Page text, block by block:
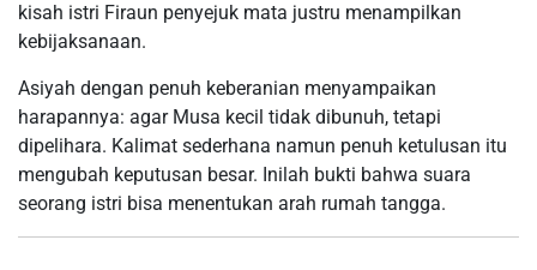
kisah istri Firaun penyejuk mata justru menampilkan
kebijaksanaan.
Asiyah dengan penuh keberanian menyampaikan
harapannya: agar Musa kecil tidak dibunuh, tetapi
dipelihara. Kalimat sederhana namun penuh ketulusan itu
mengubah keputusan besar. Inilah bukti bahwa suara
seorang istri bisa menentukan arah rumah tangga.